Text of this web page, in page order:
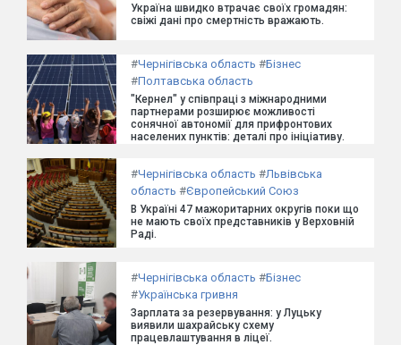
Україна швидко втрачає своїх громадян:
свіжі дані про смертність вражають.
#Чернігівська область #Бізнес
#Полтавська область
"Кернел" у співпраці з міжнародними
партнерами розширює можливості
сонячної автономії для прифронтових
населених пунктів: деталі про ініціативу.
#Чернігівська область #Львівська
область #Європейський Союз
В Україні 47 мажоритарних округів поки що
не мають своїх представників у Верховній
Раді.
#Чернігівська область #Бізнес
#Українська гривня
Зарплата за резервування: у Луцьку
виявили шахрайську схему
працевлаштування в ліцеї.